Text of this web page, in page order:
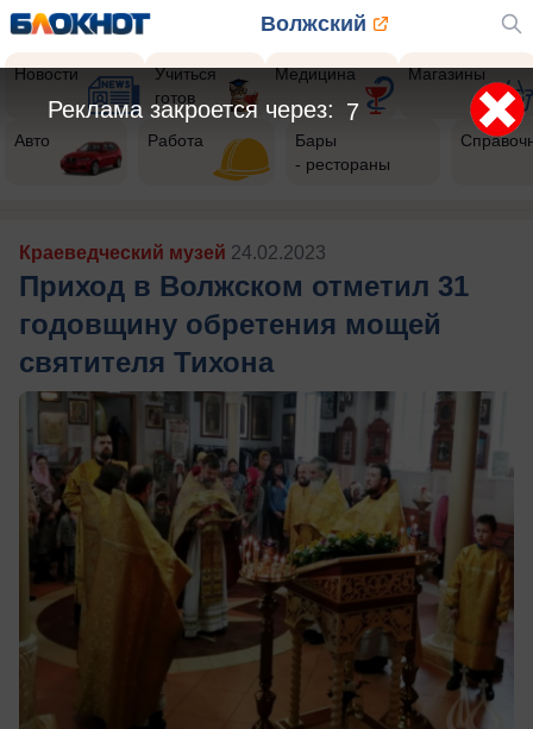
Волжский
Новости
Учиться
готов
Медицина Магазины
Авто Работа
Бары
- рестораны
Краеведческий музей 24.02.2023
Приход в Волжском отметил 31
годовщину обретения мощей
святителя Тихона
5
Реклама закроется через: